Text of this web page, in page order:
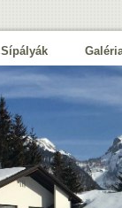
Sípályák